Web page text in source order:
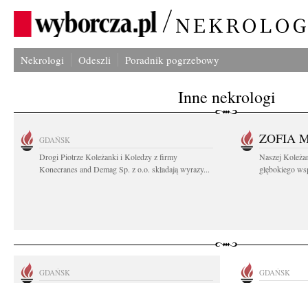
Nekrologi Odeszli Poradnik pogrzebowy
Inne nekrologi
GDAŃSK
Drogi Piotrze Koleżanki i Koledzy z firmy
Konecranes and Demag Sp. z o.o. składają wyrazy...
ZOFIA
Naszej
głębokiego
GDAŃSK GDAŃSK